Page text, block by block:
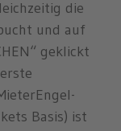
die
und auf
geklickt
Basis) ist